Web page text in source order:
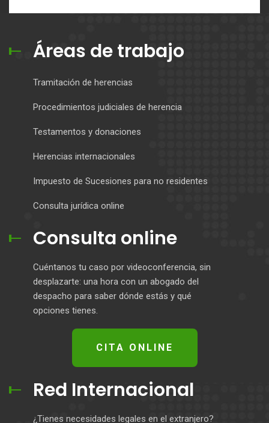
Áreas de trabajo
Tramitación de herencias
Procedimientos judiciales de herencia
Testamentos y donaciones
Herencias internacionales
Impuesto de Sucesiones para no residentes
Consulta jurídica online
Consulta online
Cuéntanos tu caso por videoconferencia, sin
desplazarte: una hora con un abogado del
despacho para saber dónde estás y qué
opciones tienes.
CITA ONLINE
Red Internacional
¿Tienes necesidades legales en el extranjero?